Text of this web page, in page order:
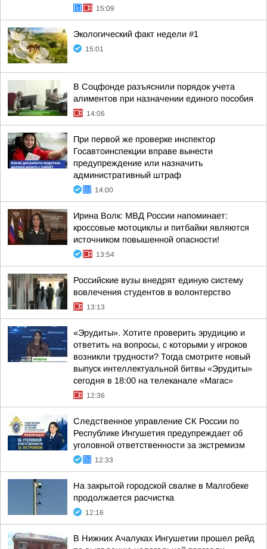
15:09
Экологический факт недели #1
15:01
В Соцфонде разъяснили порядок учета
алиментов при назначении единого пособия
14:06
При первой же проверке инспектор
Госавтоинспекции вправе вынести
предупреждение или назначить
административный штраф
14:00
Ирина Волк: МВД России напоминает:
кроссовые мотоциклы и питбайки являются
источником повышенной опасности!
13:54
Российские вузы внедрят единую систему
вовлечения студентов в волонтерство
13:13
«Эрудиты». Хотите проверить эрудицию и
ответить на вопросы, с которыми у игроков
возникли трудности? Тогда смотрите новый
выпуск интеллектуальной битвы «Эрудиты»
сегодня в 18:00 на телеканале «Магас»
12:36
Следственное управление СК России по
Республике Ингушетия предупреждает об
уголовной ответственности за экстремизм
12:33
На закрытой городской свалке в Малгобеке
продолжается расчистка
12:16
В Нижних Ачалуках Ингушетии прошел рейд